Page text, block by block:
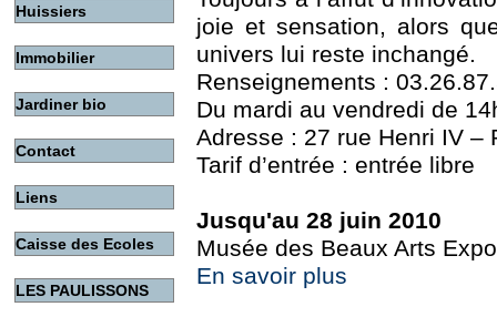
Huissiers
Immobilier
Jardiner bio
Contact
Liens
Caisse des Ecoles
LES PAULISSONS
joie et sensation, alors
univers lui reste inchangé.
Renseignements :
Du mardi au vendredi de
Adresse : 27 rue Henri IV –
Tarif d’entrée : entrée libre
Jusqu'au 28 juin 2010
Musée des Beaux Arts
En savoir plus